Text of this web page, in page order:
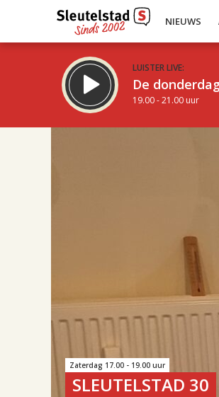
NIEUWS
LUISTER LIVE:
De
19.00 - 21.00 uur
Zaterdag 17.00 - 19.00 uur
SLEUTELSTAD 30